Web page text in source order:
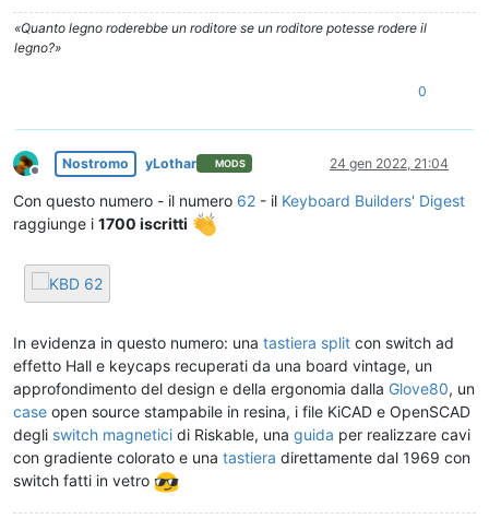
«Quanto legno roderebbe un roditore se un roditore potesse rodere il
legno?»
0
Non in linea
Nostromo yLothar MODS 24 gen 2022, 21:04
Con questo numero - il numero 62 - il Keyboard Builders' Digest
raggiunge i 1700 iscritti
In evidenza in questo numero: una tastiera split con switch ad
effetto Hall e keycaps recuperati da una board vintage, un
approfondimento del design e della ergonomia dalla Glove80, un
case open source stampabile in resina, i file KiCAD e OpenSCAD
degli switch magnetici di Riskable, una guida per realizzare cavi
con gradiente colorato e una tastiera direttamente dal 1969 con
switch fatti in vetro